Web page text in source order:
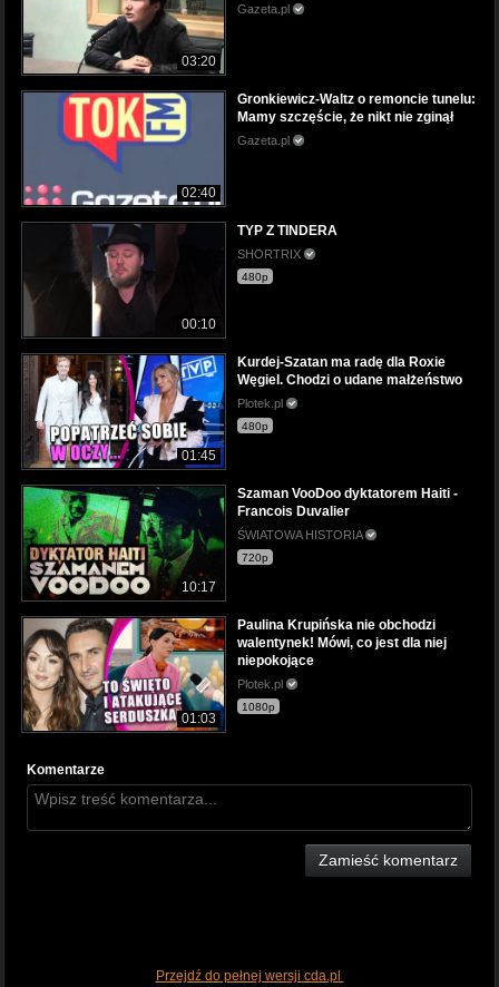
03:20
Gazeta.pl
02:40
Gronkiewicz-Waltz o remoncie tunelu:
Mamy szczęście, że nikt nie zginął
Gazeta.pl
00:10
TYP Z TINDERA
SHORTRIX
480p
01:45
Kurdej-Szatan ma radę dla Roxie
Węgiel. Chodzi o udane małżeństwo
Plotek.pl
480p
10:17
Szaman VooDoo dyktatorem Haiti -
Francois Duvalier
ŚWIATOWA HISTORIA
720p
01:03
Paulina Krupińska nie obchodzi
walentynek! Mówi, co jest dla niej
niepokojące
Plotek.pl
1080p
Komentarze
Zamieść komentarz
Przejdź do pełnej wersji cda.pl